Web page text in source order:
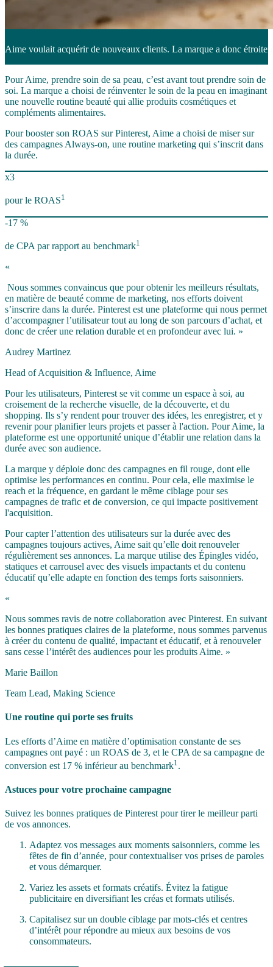
Aime voulait acquérir de nouveaux clients. La marque a donc
Pour Aime, prendre soin de sa peau, c’est avant tout prendre soin de
soi. La marque a choisi de réinventer le soin de la peau en imaginant
une nouvelle routine beauté qui allie produits cosmétiques et
compléments alimentaires.
Pour booster son ROAS sur Pinterest, Aime a choisi de miser sur
des campagnes Always-on, une routine marketing qui s’inscrit dans
la durée.
x3
pour le ROAS1
-17 %
de CPA par rapport au benchmark1
«
Nous sommes convaincus que pour obtenir les meilleurs résultats,
en matière de beauté comme de marketing, nos efforts doivent
s’inscrire dans la durée. Pinterest est une plateforme qui nous permet
d’accompagner l’utilisateur tout au long de son parcours d’achat, et
donc de créer une relation durable et en profondeur avec lui. »
Audrey Martinez
Head of Acquisition & Influence, Aime
Pour les utilisateurs, Pinterest se vit comme un espace à soi, au
croisement de la recherche visuelle, de la découverte, et du
shopping. Ils s’y rendent pour trouver des idées, les enregistrer, et y
revenir pour planifier leurs projets et passer à l'action. Pour Aime, la
plateforme est une opportunité unique d’établir une relation dans la
durée avec son audience.
La marque y déploie donc des campagnes en fil rouge, dont elle
optimise les performances en continu. Pour cela, elle maximise le
reach et la fréquence, en gardant le même ciblage pour ses
campagnes de trafic et de conversion, ce qui impacte positivement
l'acquisition.
Pour capter l’attention des utilisateurs sur la durée avec des
campagnes toujours actives, Aime sait qu’elle doit renouveler
régulièrement ses annonces. La marque utilise des Épingles vidéo,
statiques et carrousel avec des visuels impactants et du contenu
éducatif qu’elle adapte en fonction des temps forts saisonniers.
«
Nous sommes ravis de notre collaboration avec Pinterest. En suivant
les bonnes pratiques claires de la plateforme, nous sommes parvenus
à créer du contenu de qualité, impactant et éducatif, et à renouveler
sans cesse l’intérêt des audiences pour les produits Aime. »
Marie Baillon
Team Lead, Making Science
Une routine qui porte ses fruits
Les efforts d’Aime en matière d’optimisation constante de ses
campagnes ont payé : un ROAS de 3, et le CPA de sa campagne de
conversion est 17 % inférieur au benchmark1 .
Astuces pour votre prochaine campagne
Suivez les bonnes pratiques de Pinterest pour tirer le meilleur parti
de vos annonces.
Adaptez vos messages aux moments saisonniers, comme les
fêtes de fin d’année, pour contextualiser vos prises de paroles
et vous démarquer.
Variez les assets et formats créatifs. Évitez la fatigue
publicitaire en diversifiant les créas et formats utilisés.
Capitalisez sur un double ciblage par mots-clés et centres
d’intérêt pour répondre au mieux aux besoins de vos
consommateurs.